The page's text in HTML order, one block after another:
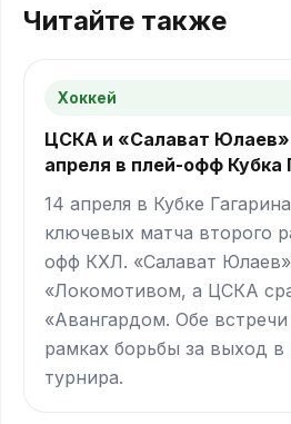
Читайте также
Хоккей
ЦСКА и «Салават Юлаев»
апреля в плей-офф Кубка
14 апреля в Кубке
ключевых матча второго
офф КХЛ. «Салават Юлаев»
«Локомотивом, а ЦСКА
«Авангардом. Обе
рамках борьбы за выход в
турнира.